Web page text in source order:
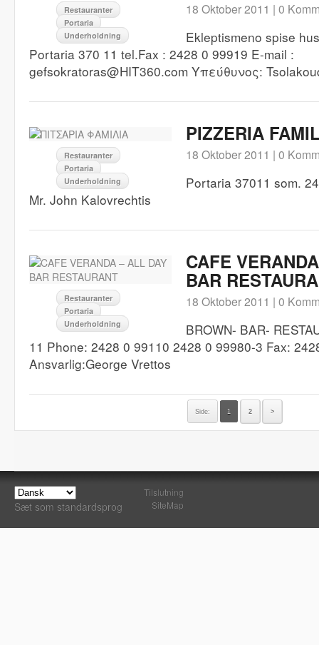
Restauranter
Portaria
Underholdning
18 Oktober 2011 | 0
Ekleptismeno spise
Portaria 370 11 tel.Fax : 2428 0 99919 E-mail :
gefsokratoras@HIT360.com Υπεύθυνος:
Restauranter
Portaria
Underholdning
PIZZERIA
18 Oktober 2011 | 0
Portaria 37011 som.
Mr. John Kalovrechtis
Restauranter
Portaria
Underholdning
CAFE
BAR
18 Oktober 2011 | 0
BROWN- BAR-
11 Phone: 2428 0 99110 2428 0 99980-3 Fax:
Ansvarlig:George Vrettos
Side: 1 2 >
Sæt som standardsprog
Tilslutning
SiteMap